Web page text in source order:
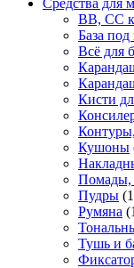
BB, CC
База
Всё для
Кисти
Кушоны
Помады,
Пудры
Румяна
Тушь и